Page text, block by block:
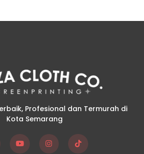
Profesional dan Termurah di
Kota Semarang
I
T